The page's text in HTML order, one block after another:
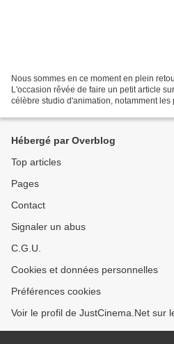
Nous sommes en ce moment en plein
L'occasion rêvée de faire un petit article
célèbre studio d'animation, notamment
Hébergé par Overblog
Top articles
Pages
Contact
Signaler un abus
C.G.U.
Cookies et données personnelles
Préférences cookies
Voir le profil de JustCinema.Net sur